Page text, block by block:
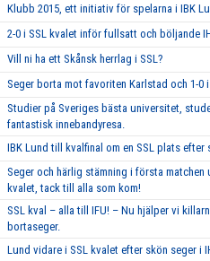
Klubb 2015, ett initiativ för spelarna i IBK
2-0 i SSL kvalet inför fullsatt och böljande
Vill ni ha ett Skånsk herrlag i SSL?
Seger borta mot favoriten Karlstad och 1-0
Studier på Sveriges bästa universitet,
fantastisk innebandyresa.
IBK Lund till kvalfinal om en SSL plats
Seger och härlig stämning i första matchen
kvalet, tack till alla som kom!
SSL kval – alla till IFU! – Nu hjälper vi
bortaseger.
Lund vidare i SSL kvalet efter skön seger i